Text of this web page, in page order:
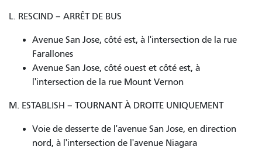
L. RESCIND – ARRÊT DE BUS
Avenue San Jose, côté est, à l'intersection de la rue
Farallones
Avenue San Jose, côté ouest et côté est, à
l'intersection de la rue Mount Vernon
M. ESTABLISH – TOURNANT À DROITE UNIQUEMENT
Voie de desserte de l'avenue San Jose, en direction
nord, à l'intersection de l'avenue Niagara